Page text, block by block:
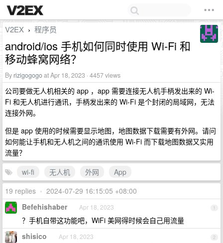
V2EX › 程序员
android/ios 手机如何同时使用 Wi-Fi 和
移动蜂窝网络？
By rizigogogoat Apr 18, 2023 · 4457 views
公司要做无人机相关的 app ，app 需要连接无人机手柄发出来的 Wi-
Fi 和无人机进行通讯，手柄发出来的 Wi-Fi 是个封闭的局域网，无法
连接外网。
但是 app 使用的时候需要显示地图，地图数据下载需要有外网。请问
如何能让手机和无人机之间的通讯使用 Wi-Fi 而下载地图数据又实用
流量？
wi-fi
无人机 外网
App
19 replies • 2024-07-29 16:15:05 +08:00
1
Befehishaber Apr 18, 2023
？手机自带这功能吧，WiFi 美网得时候会自己用流量
2
shisico Apr 18, 2023